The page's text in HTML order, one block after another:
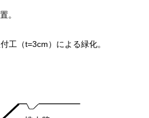
。
工（t=3cm）による緑化。